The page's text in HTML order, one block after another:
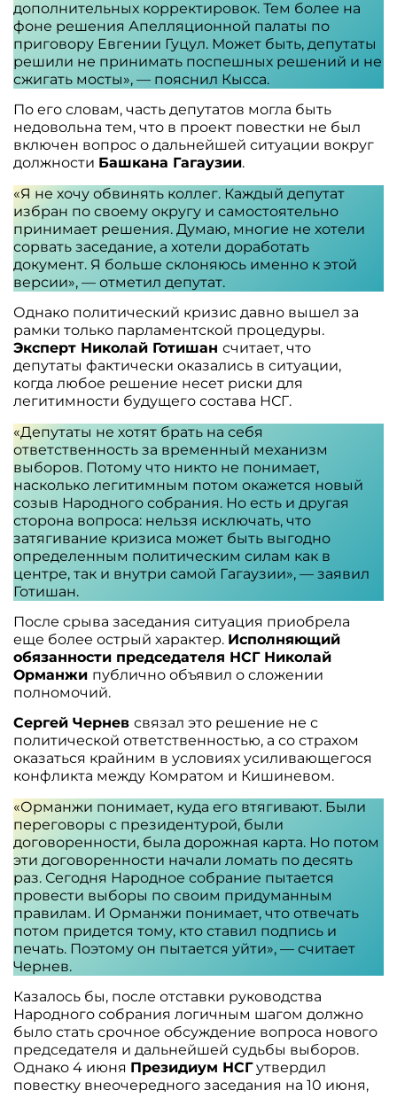
дополнительных корректировок. Тем более на
фоне решения Апелляционной палаты по
приговору Евгении Гуцул. Может быть, депутаты
решили не принимать поспешных решений и не
сжигать мосты», — пояснил Кысса.
По его словам, часть депутатов могла быть
недовольна тем, что в проект повестки не был
включен вопрос о дальнейшей ситуации вокруг
должности Башкана Гагаузии.
«Я не хочу обвинять коллег. Каждый депутат
избран по своему округу и самостоятельно
принимает решения. Думаю, многие не хотели
сорвать заседание, а хотели доработать
документ. Я больше склоняюсь именно к этой
версии», — отметил депутат.
Однако политический кризис давно вышел за
рамки только парламентской процедуры.
Эксперт Николай Готишансчитает, что
депутаты фактически оказались в ситуации,
когда любое решение несет риски для
легитимности будущего состава НСГ.
«Депутаты не хотят брать на себя
ответственность за временный механизм
выборов. Потому что никто не понимает,
насколько легитимным потом окажется новый
созыв Народного собрания. Но есть и другая
сторона вопроса: нельзя исключать, что
затягивание кризиса может быть выгодно
определенным политическим силам как в
центре, так и внутри самой Гагаузии», — заявил
Готишан.
После срыва заседания ситуация приобрела
еще более острый характер. Исполняющий
обязанности председателя НСГ Николай
Орманжи публично объявил о сложении
полномочий.
Сергей Черневсвязал это решение не с
политической ответственностью, а со страхом
оказаться крайним в условиях усиливающегося
конфликта между Комратом и Кишиневом.
«Орманжи понимает, куда его втягивают. Были
переговоры с президентурой, были
договоренности, была дорожная карта. Но потом
эти договоренности начали ломать по десять
раз. Сегодня Народное собрание пытается
провести выборы по своим придуманным
правилам. И Орманжи понимает, что отвечать
потом придется тому, кто ставил подпись и
печать. Поэтому он пытается уйти», — считает
Чернев.
Казалось бы, после отставки руководства
Народного собрания логичным шагом должно
было стать срочное обсуждение вопроса нового
председателя и дальнейшей судьбы выборов.
Однако 4 июня Президиум НСГутвердил
повестку внеочередного заседания на 10 июня,